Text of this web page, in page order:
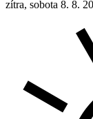
zítra, sobota 8. 8.